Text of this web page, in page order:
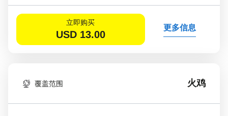
立即购买
USD 13.00
更多信息
覆盖范围 火鸡